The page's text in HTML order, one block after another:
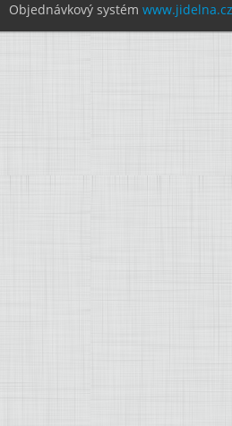
Objednávkový systém www.jidelna.cz